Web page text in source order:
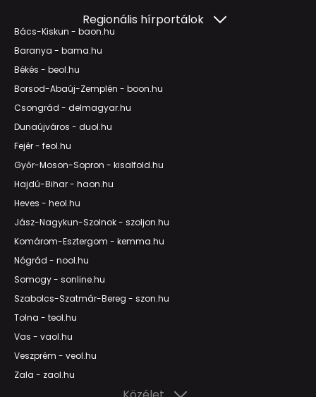
Regionális hírportálok
Bács-Kiskun - baon.hu
Baranya - bama.hu
Békés - beol.hu
Borsod-Abaúj-Zemplén - boon.hu
Csongrád - delmagyar.hu
Dunaújváros - duol.hu
Fejér - feol.hu
Győr-Moson-Sopron - kisalfold.hu
Hajdú-Bihar - haon.hu
Heves - heol.hu
Jász-Nagykun-Szolnok - szoljon.hu
Komárom-Esztergom - kemma.hu
Nógrád - nool.hu
Somogy - sonline.hu
Szabolcs-Szatmár-Bereg - szon.hu
Tolna - teol.hu
Vas - vaol.hu
Veszprém - veol.hu
Zala - zaol.hu